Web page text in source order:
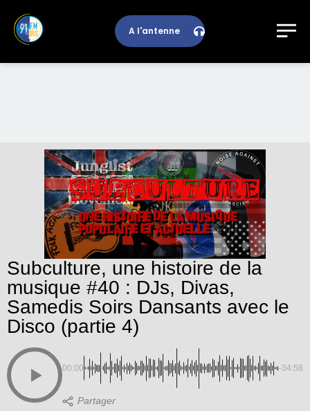
A l'antenne
Subculture, une histoire de la
musique #40 : DJs, Divas,
Samedis Soirs Dansants avec le
Disco (partie 4)
00:00 -34:58